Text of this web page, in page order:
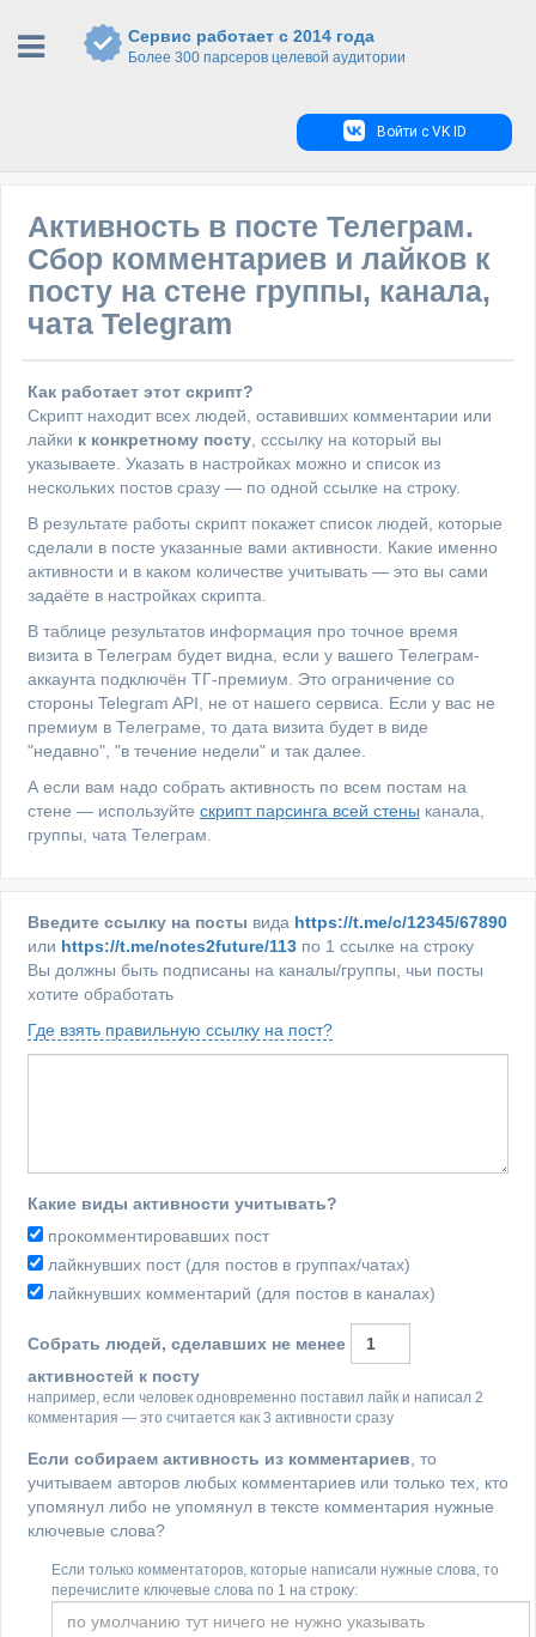
Сервис работает с 2014 года
Более 300 парсеров целевой аудитории
Войти с VK ID
Активность в посте Телеграм.
Сбор комментариев и лайков к
посту на стене группы, канала,
чата Telegram
Как работает этот скрипт?
Скрипт находит всех людей, оставивших комментарии или
лайки к конкретному посту , сссылку на который вы
указываете. Указать в настройках можно и список из
нескольких постов сразу — по одной ссылке на строку.
В результате работы скрипт покажет список людей, которые
сделали в посте указанные вами активности. Какие именно
активности и в каком количестве учитывать — это вы сами
задаёте в настройках скрипта.
В таблице результатов информация про точное время
визита в Телеграм будет видна, если у вашего Телеграм-
аккаунта подключён ТГ-премиум. Это ограничение со
стороны Telegram API, не от нашего сервиса. Если у вас не
премиум в Телеграме, то дата визита будет в виде
"недавно", "в течение недели" и так далее.
А если вам надо собрать активность по всем постам на
стене — используйте скрипт парсинга всей стены канала,
группы, чата Телеграм.
Введите ссылку на посты вида https://t.me/c/12345/67890
или https://t.me/notes2future/113 по 1 ссылке на строку
Вы должны быть подписаны на каналы/группы, чьи посты
хотите обработать
Где взять правильную ссылку на пост?
Какие виды активности учитывать?
прокомментировавших пост
лайкнувших пост (для постов в группах/чатах)
лайкнувших комментарий (для постов в каналах)
Собрать людей, сделавших не менее
активностей к посту
например, если человек одновременно поставил лайк и написал 2
комментария — это считается как 3 активности сразу
Если собираем активность из комментариев , то
учитываем авторов любых комментариев или только тех, кто
упомянул либо не упомянул в тексте комментария нужные
ключевые слова?
Если только комментаторов, которые написали нужные слова, то
перечислите ключевые слова по 1 на строку: